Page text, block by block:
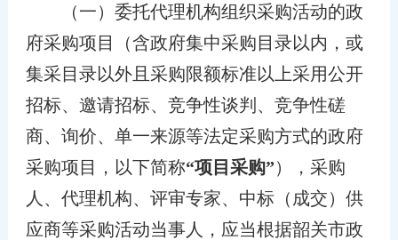
（一）委托代理机构组织采购活动的政
府采购项目（含政府集中采购目录以内，或
集采目录以外且采购限额标准以上采用公开
招标、邀请招标、竞争性谈判、竞争性磋
商、询价、单一来源等法定采购方式的政府
采购项目，以下简称“项目采购”），采购
人、代理机构、评审专家、中标（成交）供
应商等采购活动当事人，应当根据韶关市政